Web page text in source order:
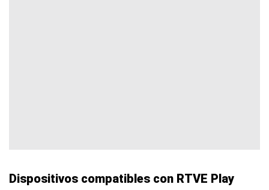
Dispositivos compatibles con RTVE Play